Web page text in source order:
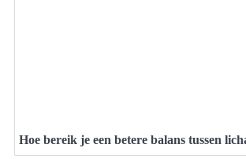
Hoe bereik je een betere balans tussen